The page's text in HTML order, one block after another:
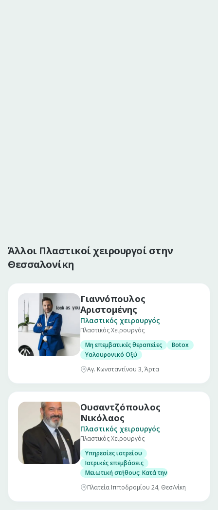
Άλλοι Πλαστικοί χειρουργοί στην
Θεσσαλονίκη
Γιαννόπουλος
Αριστομένης
Πλαστικός χειρουργός
Πλαστικός Χειρουργός
Μη επεμβατικές θεραπείες
Botox
Υαλουρονικό Οξύ
Αγ. Κωνσταντίνου 3, Άρτα
Ουσαντζόπουλος
Νικόλαος
Πλαστικός χειρουργός
Πλαστικός Χειρουργός
Υπηρεσίες ιατρείου
Ιατρικές επεμβάσεις
Μειωτική στήθους: Κατά την επέμβαση της
Πλατεία Ιπποδρομίου 24, Θεσ/νίκη